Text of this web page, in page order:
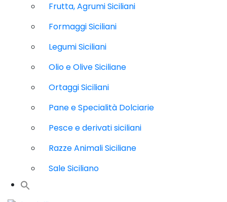
Frutta, Agrumi Siciliani
Formaggi Siciliani
Legumi Siciliani
Olio e Olive Siciliane
Ortaggi Siciliani
Pane e Specialità Dolciarie
Pesce e derivati siciliani
Razze Animali Siciliane
Sale Siciliano